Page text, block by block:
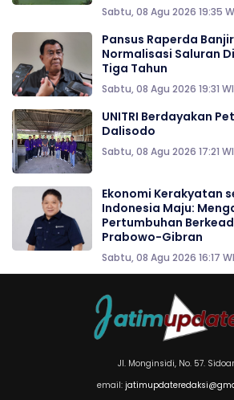
Sabtu, 08 Agu 2026 19:35
Pansus Raperda
Normalisasi Saluran
Tiga Tahun
Sabtu, 08 Agu 2026 19:31
UNITRI Berdayakan
Dalisodo
Sabtu, 08 Agu 2026 17:21
Ekonomi Kerakyatan
Indonesia Maju:
Pertumbuhan
Prabowo-Gibran
Sabtu, 08 Agu 2026 16:17
Jl. Monginsidi, No. 57.
email: